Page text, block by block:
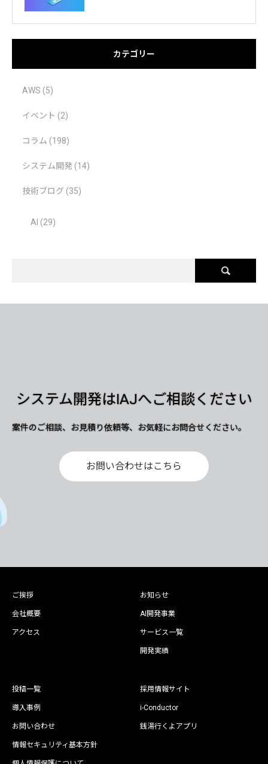
カテゴリー
AWS (5)
イベント (2)
コラム (198)
システム開発 (14)
技術ブログ (35)
AI (29)
システム開発はIAJへご相談ください
案件のご相談、お見積り依頼等、お気軽にお問合せください。
お問い合わせはこちら
ご挨拶
会社概要
アクセス
お知らせ
AI開発事業
サービス一覧
開発実績
投稿一覧
導入事例
お問い合わせ
情報セキュリティ基本方針
採用情報サイト
i-Conductor
銭湯行くよアプリ